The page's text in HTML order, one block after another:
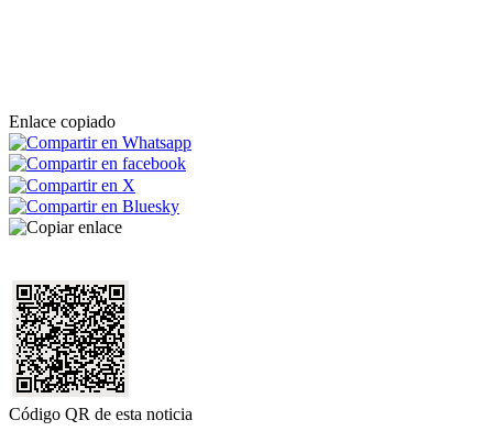
Enlace copiado
Código QR de esta noticia